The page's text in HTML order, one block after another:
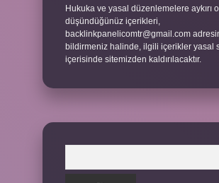
Hukuka ve yasal düzenlemelere aykırı
düşündüğünüz içerikleri,
backlinkpanelicomtr@gmail.com
bildirmeniz halinde, ilgili içerikler yasal
içerisinde sitemizden kaldırılacaktır.